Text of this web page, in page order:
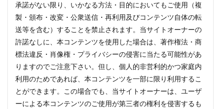
承諾がない限り、いかなる方法・目的においてもご使用（複
製・頒布・改変・公衆送信・再利用及びコンテンツ自体の転
送等を含む）することを禁止されます。当サイトオーナーの
許諾なしに、本コンテンツを使用した場合は、著作権法・商
標法違反・肖像権・プライバシーの侵害に当たる可能性があ
りますのでご注意下さい。但し、個人的非営利的かつ家庭内
利用のためであれば、本コンテンツを一部に限り利用するこ
とができます。この場合でも、当サイトオーナーは、ユーザ
ーによる本コンテンツのご使用が第三者の権利を侵害するも